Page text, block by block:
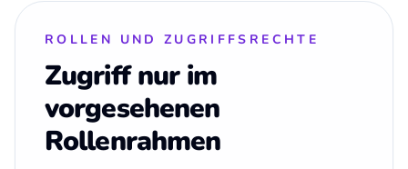
ROLLEN UND ZUGRIFFSRECHTE
Zugriff nur im
vorgesehenen
Rollenrahmen